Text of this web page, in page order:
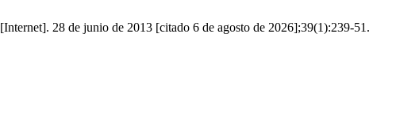
28 de junio de 2013 [citado 6 de agosto de 2026];39(1):239-51.